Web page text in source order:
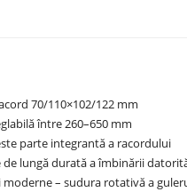
70/110×102/122 mm
între 260–650 mm
parte integrantă a racordului
de lungă durată a îmbinării
– sudura rotativă a